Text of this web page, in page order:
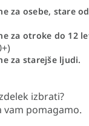
za osebe, stare
za otroke do 12
za starejše ljudi.
izbrati?
vam pomagamo.